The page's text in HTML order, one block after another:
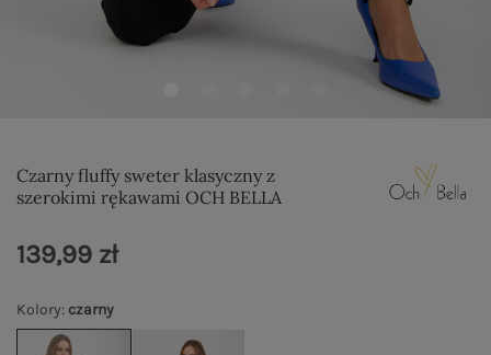
Czarny fluffy sweter klasyczny z
szerokimi rękawami OCH BELLA
Kolory: czarny
139,99 zł